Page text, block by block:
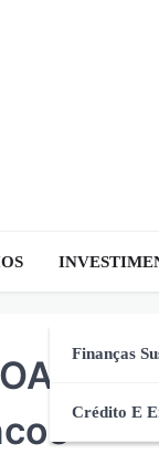
Finanças
Crédito E